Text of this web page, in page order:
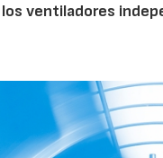
ventiladores